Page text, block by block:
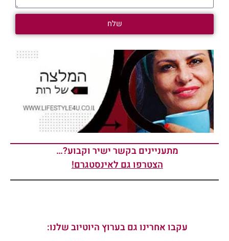
שלח
מתעניינים בקשר ישיר וקבוע?…
הצטרפו גם לאינסטגרם!
עקבו אחרינו גם בערוץ היוטיוב שלנו: